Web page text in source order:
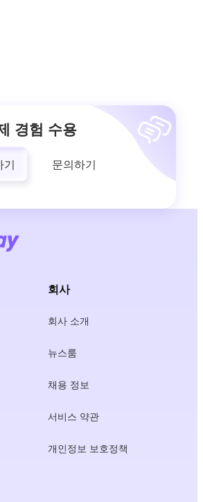
경험 수용
기 문의하기
회사
회사 소개
뉴스룸
채용 정보
서비스 약관
개인정보 보호정책